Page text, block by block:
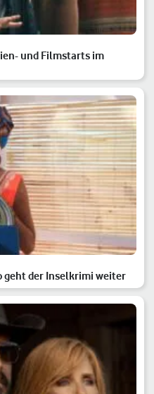
und Filmstarts im
geht der Inselkrimi weiter